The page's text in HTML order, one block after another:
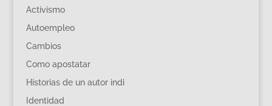
Activismo
Autoempleo
Cambios
Como apostatar
Historias de un autor indi
Identidad